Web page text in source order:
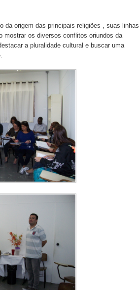
origem das principais religiões , suas linhas
os diversos conflitos oriundos da
a pluralidade cultural e buscar uma